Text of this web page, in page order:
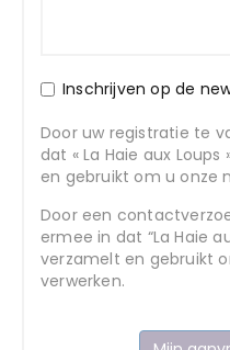
Inschrijven op de
Door uw registratie te
dat « La Haie aux
en gebruikt om u onze
Door een
ermee in dat “La Haie
verzamelt en gebruikt
verwerken.